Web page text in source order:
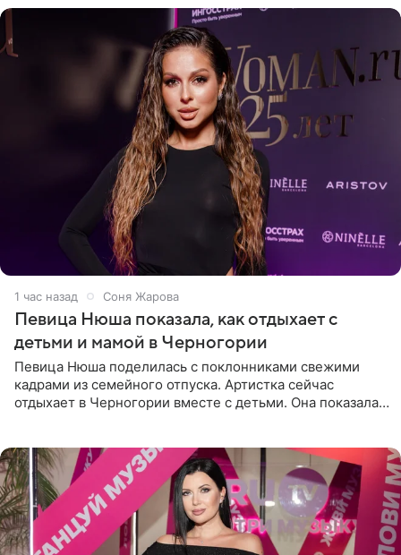
1 час назад Соня Жарова
Певица Нюша показала, как отдыхает с
детьми и мамой в Черногории
Певица Нюша поделилась с поклонниками свежими
кадрами из семейного отпуска. Артистка сейчас
отдыхает в Черногории вместе с детьми. Она показала,